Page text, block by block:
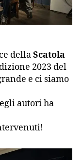
dellaScatola
2023 del
e ci siamo
autori ha